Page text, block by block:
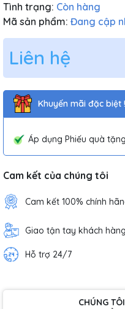
Tình trạng: Còn hàng
Mã sản phẩm: Đang cập
Liên hệ
Khuyến mãi đặc biệt
Áp dụng Phiếu quà
Cam kết của chúng tôi
Cam kết 100% chính
Giao tận tay khách hàng
Hỗ trợ 24/7
CHÚNG